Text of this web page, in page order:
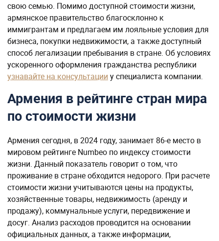
свою семью. Помимо доступной стоимости жизни,
армянское правительство благосклонно к
иммигрантам и предлагаем им лояльные условия для
бизнеса, покупки недвижимости, а также доступный
способ легализации пребывания в стране. Об условиях
ускоренного оформления гражданства республики
узнавайте на консультации у специалиста компании.
Армения в рейтинге стран мира
по стоимости жизни
Армения сегодня, в 2024 году, занимает 86-е место в
мировом рейтинге Numbeo по индексу стоимости
жизни. Данный показатель говорит о том, что
проживание в стране обходится недорого. При расчете
стоимости жизни учитываются цены на продукты,
хозяйственные товары, недвижимость (аренду и
продажу), коммунальные услуги, передвижение и
досуг. Анализ расходов проводится на основании
официальных данных, а также информации,